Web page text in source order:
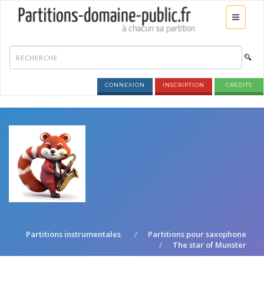
CONNEXION INSCRIPTION CRÉDITS
Partitions instrumentales
Partitions pour saxophone
The star of Munster